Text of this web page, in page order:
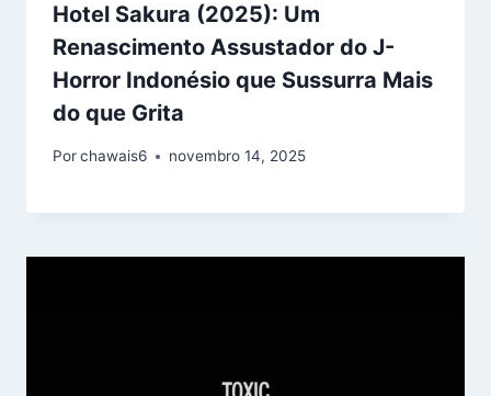
Hotel Sakura (2025): Um
Renascimento Assustador do J-
Horror Indonésio que Sussurra Mais
do que Grita
Porchawais6 novembro 14, 2025